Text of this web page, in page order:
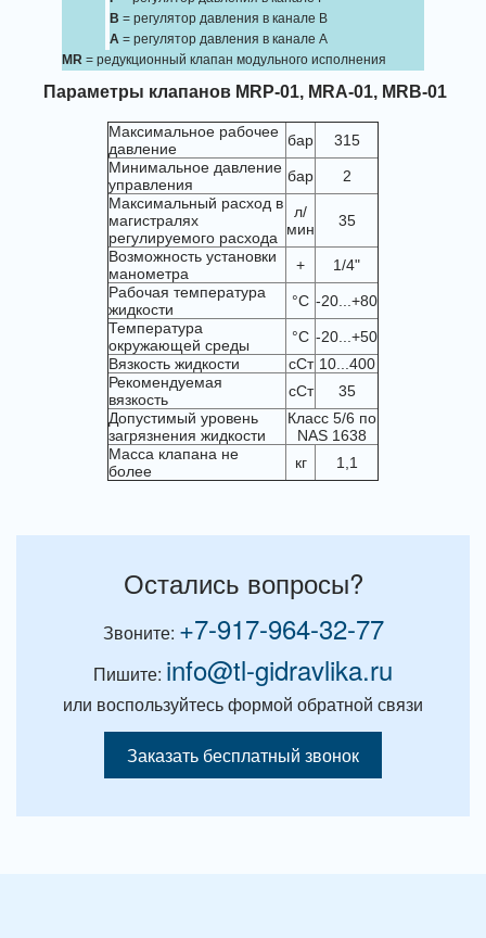
B = регулятор давления в канале B
A = регулятор давления в канале A
MR = редукционный клапан модульного исполнения
Параметры клапанов MRP-01, MRA-01, MRB-01
Максимальное рабочее
давление
бар
315
Минимальное давление
управления
бар
2
Максимальный расход в
магистралях
регулируемого расхода
л/
мин
35
Возможность установки
манометра
+
1/4"
Рабочая температура
жидкости
°C -20...+80
Температура
окружающей среды
°C -20...+50
Вязкость жидкости
сСт 10...400
Рекомендуемая
вязкость
сСт
35
Допустимый уровень
загрязнения жидкости
Класс 5/6 по
NAS 1638
Масса клапана не
более
кг 1,1
Остались вопросы?
Звоните: +7-917-964-32-77
Пишите: info@tl-gidravlika.ru
или воспользуйтесь формой обратной связи
Заказать бесплатный звонок